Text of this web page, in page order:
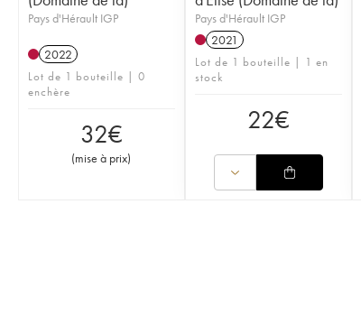
Pays d'Hérault IGP
2022
Lot de 1 bouteille | 0
enchère
32€
(mise à prix)
Pays d'Hérault IGP
2021
Lot de 1 bouteille | 1 en
stock
22€